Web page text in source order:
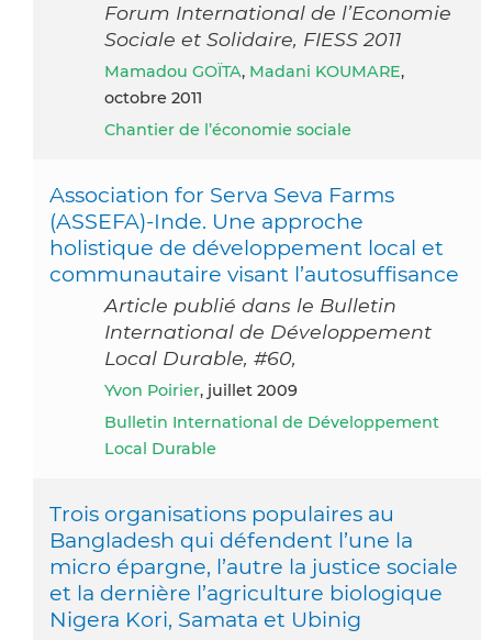
Forum International de l’Economie
Sociale et Solidaire, FIESS 2011
Mamadou GOÏTA, Madani KOUMARE,
octobre 2011
Chantier de l’économie sociale
Association for Serva Seva Farms
(ASSEFA)-Inde. Une approche
holistique de développement local et
communautaire visant l’autosuffisance
Article publié dans le Bulletin
International de Développement
Local Durable, #60,
Yvon Poirier, juillet 2009
Bulletin International de Développement
Local Durable
Trois organisations populaires au
Bangladesh qui défendent l’une la
micro épargne, l’autre la justice sociale
et la dernière l’agriculture biologique
Nigera Kori, Samata et Ubinig